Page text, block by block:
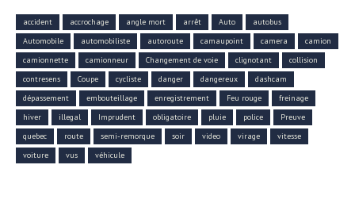
accident accrochage angle mort arrêt Auto
autobus
Automobile
automobiliste autoroute camaupoint camera
camion
camionnette
camionneur Changement de voie clignotant
collision
contresens
Coupe cycliste danger dangereux
dashcam
dépassement
embouteillage enregistrement Feu rouge
freinage
hiver
illegal Imprudent obligatoire pluie police
Preuve
quebec
route semi-remorque soir video virage
vitesse
voiture
vus véhicule